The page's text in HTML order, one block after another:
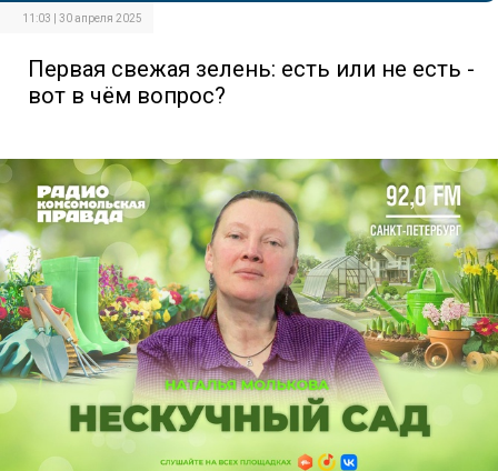
11:03 | 30 апреля 2025
Первая свежая зелень: есть или не есть -
вот в чём вопрос?